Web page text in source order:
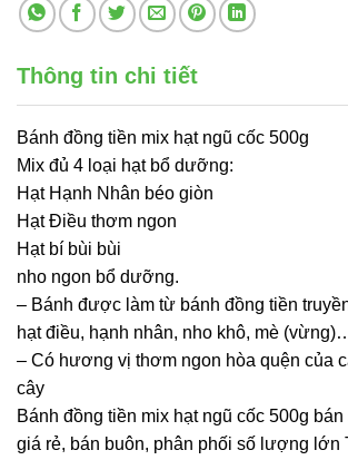
Thông tin chi tiết
Bánh đồng tiền mix hạt ngũ cốc 500g
Mix đủ 4 loại hạt bổ dưỡng:
Hạt Hạnh Nhân béo giòn
Hạt Điều thơm ngon
Hạt bí bùi bùi
nho ngon bổ dưỡng.
– Bánh được làm từ bánh đồng tiền
hạt điều, hạnh nhân, nho khô, mè
– Có hương vị thơm ngon hòa quện của
cây
Bánh đồng tiền mix hạt ngũ cốc 500g
giá rẻ, bán buôn, phân phối số lượng lớn